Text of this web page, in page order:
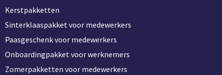
Kerstpakketten
Sinterklaaspakket voor medewerkers
Paasgeschenk voor medewerkers
Onboardingpakket voor werknemers
Zomerpakketten voor medewerkers